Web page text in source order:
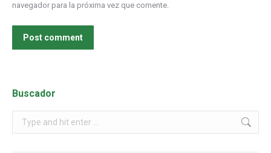
navegador para la próxima vez que comente.
Post comment
Buscador